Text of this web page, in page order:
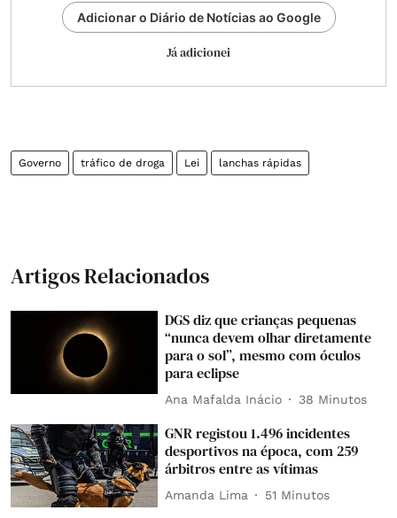
Adicionar o Diário de Notícias ao Google
Já adicionei
Governo tráfico de droga Lei lanchas rápidas
Artigos Relacionados
DGS diz que crianças pequenas
“nunca devem olhar diretamente
para o sol”, mesmo com óculos
para eclipse
Ana Mafalda Inácio 38 Minutos
GNR registou 1.496 incidentes
desportivos na época, com 259
árbitros entre as vítimas
Amanda Lima 51 Minutos